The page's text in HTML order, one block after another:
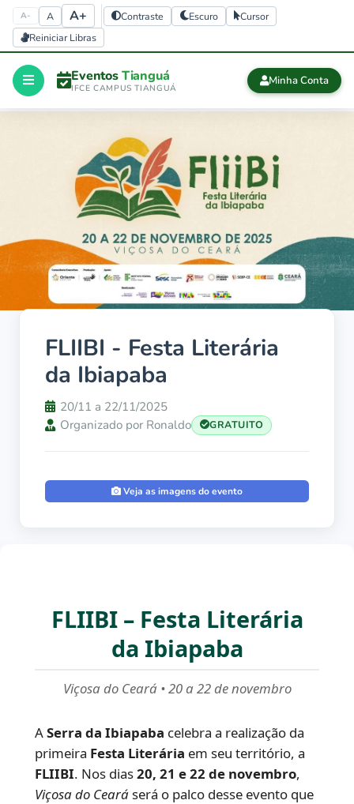
A- A A+ Contraste Escuro
Cursor
Reiniciar Libras
history
finalizados
EventosTianguá
IFCE CAMPUS TIANGUÁ
Minha Conta
FLIIBI - Festa Literária
da Ibiapaba
20/11 a 22/11/2025
Organizado por Ronaldo
GRATUITO
Veja as imagens do evento
FLIIBI – Festa Literária
da Ibiapaba
Viçosa do Ceará • 20 a 22 de novembro
ASerra da Ibiapaba celebra a realização da
primeira Festa Literária em seu território, a
FLIIBI. Nos dias20, 21 e 22 de novembro,
Viçosa do Cearáserá o palco desse evento que